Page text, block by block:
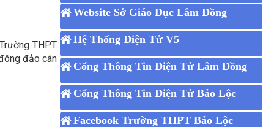
THPT
đảo cán
Website Sở Giáo Dục Lâm Đồng
Hệ Thống Điện Tử V5
Cổng Thông Tin Điện Tử Lâm Đồng
Cổng Thông Tin Điện Tử Bảo Lộc
Facebook Trường THPT Bảo Lộc